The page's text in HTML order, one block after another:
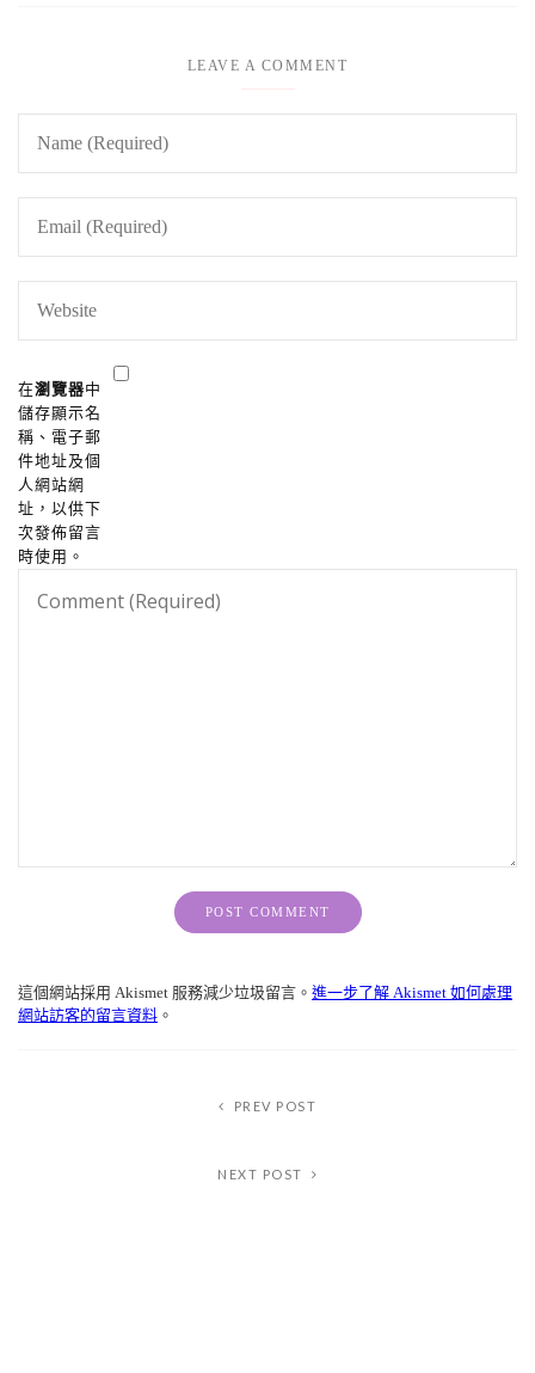
LEAVE A COMMENT
在瀏覽器中
儲存顯示名
稱、電子郵
件地址及個
人網站網
址，以供下
次發佈留言
時使用。
這個網站採用 Akismet 服務減少垃圾留言。 進一步了解 Akismet 如何處理
網站訪客的留言資料 。
PREV POST
NEXT POST